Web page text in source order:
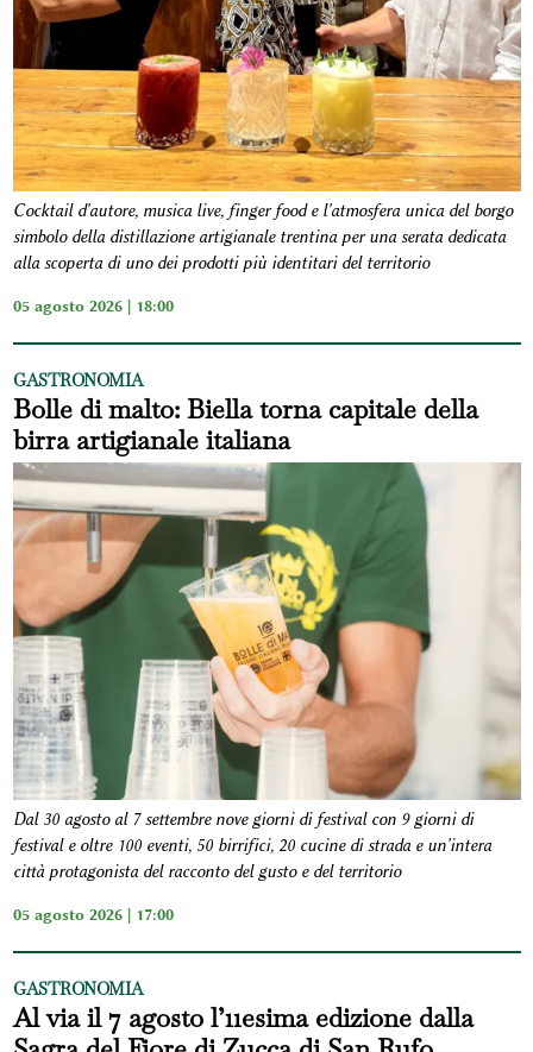
Cocktail d'autore, musica live, finger food e l'atmosfera unica del borgo
simbolo della distillazione artigianale trentina per una serata dedicata
alla scoperta di uno dei prodotti più identitari del territorio
05 agosto 2026 | 18:00
GASTRONOMIA
Bolle di malto: Biella torna capitale della
birra artigianale italiana
Dal 30 agosto al 7 settembre nove giorni di festival con 9 giorni di
festival e oltre 100 eventi, 50 birrifici, 20 cucine di strada e un'intera
città protagonista del racconto del gusto e del territorio
05 agosto 2026 | 17:00
GASTRONOMIA
Al via il 7 agosto l’11esima edizione dalla